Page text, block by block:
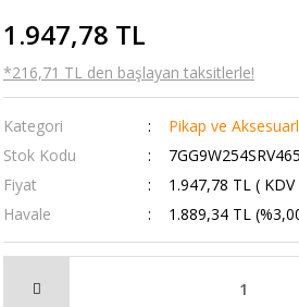
1.947,78 TL
*216,71 TL den başlayan taksitlerle!
Kategori Pikap ve
Stok Kodu
Fiyat
1.947,78 TL (
Havale
1.889,34 TL